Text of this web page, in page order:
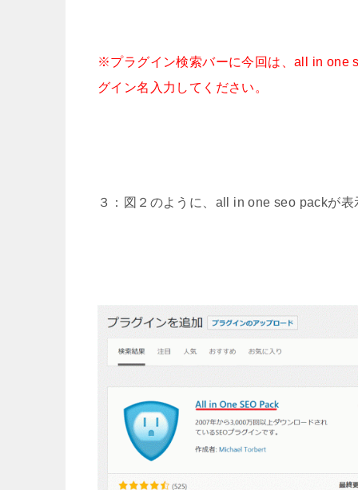
※プラグイン検索バーに今回は、all in one
グイン名入力してください。
３：図２のように、all in one seo packが